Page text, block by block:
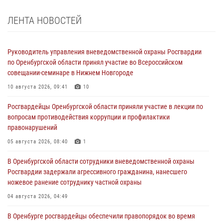
ЛЕНТА НОВОСТЕЙ
Руководитель управления вневедомственной охраны Росгвардии
по Оренбургской области принял участие во Всероссийском
совещании-семинаре в Нижнем Новгороде
10 августа 2026, 09:41 10
Росгвардейцы Оренбургской области приняли участие в лекции по
вопросам противодействия коррупции и профилактики
правонарушений
05 августа 2026, 08:40 1
В Оренбургской области сотрудники вневедомственной охраны
Росгвардии задержали агрессивного гражданина, нанесшего
ножевое ранение сотруднику частной охраны
04 августа 2026, 04:49
В Оренбурге росгвардейцы обеспечили правопорядок во время